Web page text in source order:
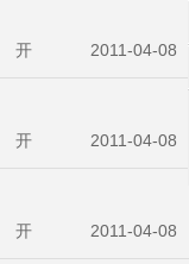
开
2011-04-08
开
2011-04-08
开
2011-04-08